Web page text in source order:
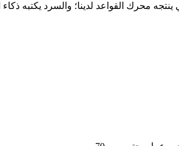
محرك القواعد لدينا؛ والسرد يكتبه